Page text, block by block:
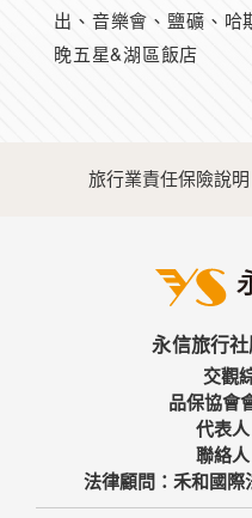
出、音樂會、鹽礦、哈
晚五星&湖區飯店
旅行業責任保險說明
永信旅行
交觀
品保協會
代表
聯絡
法律顧問：禾和國際